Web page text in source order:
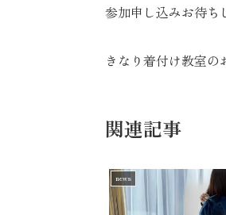
参加申し込みお待
きなり着付け教室
関連記事
news